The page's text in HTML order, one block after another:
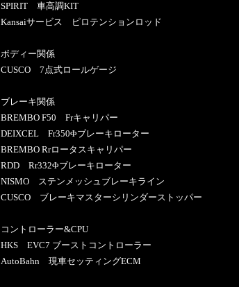
SPIRIT 車高調KIT
Kansaiサービス ピロテンションロッド
ボディー関係
CUSCO 7点式ロールゲージ
ブレーキ関係
BREMBO F50 Frキャリパー
DEIXCEL Fr350Φブレーキローター
BREMBO Rrロータスキャリパー
RDD Rr332Φブレーキローター
NISMO ステンメッシュブレーキライン
CUSCO ブレーキマスターシリンダーストッパー
コントローラー&CPU
HKS EVC7 ブーストコントローラー
AutoBahn 現車セッティングECM